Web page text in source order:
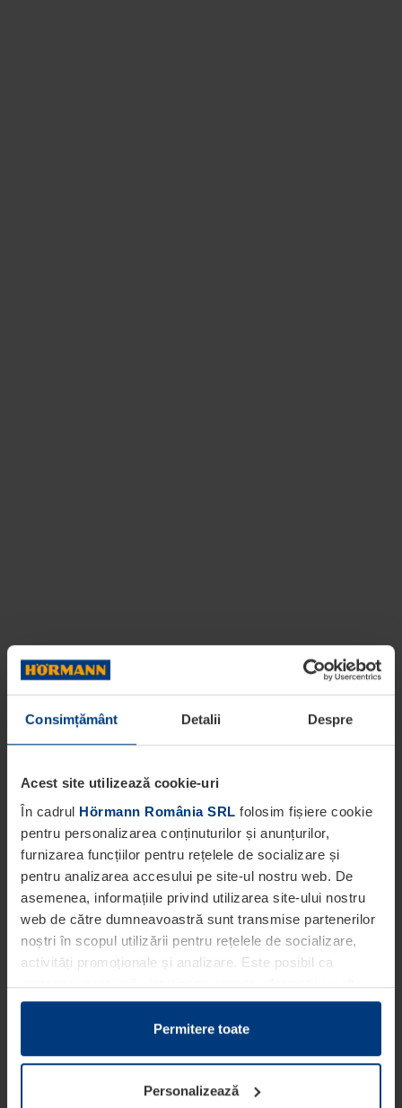
Consimțământ Detalii Despre
Acest site utilizează cookie-uri
În cadrul Hörmann România SRL folosim fișiere cookie
pentru personalizarea conținuturilor și anunțurilor,
furnizarea funcțiilor pentru rețelele de socializare și
pentru analizarea accesului pe site-ul nostru web. De
asemenea, informațiile privind utilizarea site-ului nostru
web de către dumneavoastră sunt transmise partenerilor
noștri în scopul utilizării pentru rețelele de socializare,
activități promoționale și analizare. Este posibil ca
partenerii noștri să sintetizeze aceste informații cu alte
date pe care dumneavoastră le-ați pus la dispoziția
acestora ori care au fost colectate în cadrul utilizării
Din punct de vedere legal, putem stoca fișiere cookie pe
dispozitivul dumneavoastră în cazul în care acestea sunt
Permitere toate
Personalizează